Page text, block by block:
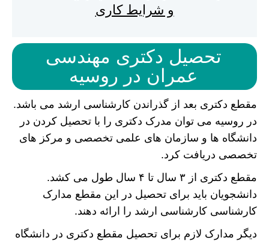
و شرایط کاری
تحصیل دکتری مهندسی
عمران در روسیه
مقطع دکتری بعد از گذراندن کارشناسی ارشد می باشد.
در روسیه می توان مدرک دکتری را با تحصیل کردن در
دانشگاه ها و سازمان های علمی تخصصی و مرکز های
تخصصی دریافت کرد.
مقطع دکتری از ۳ سال تا ۴ سال طول می کشد.
دانشجویان باید برای تحصیل در این مقطع مدارک
کارشناسی کارشناسی ارشد را ارائه دهند.
دیگر مدارک لازم برای تحصیل مقطع دکتری در دانشگاه